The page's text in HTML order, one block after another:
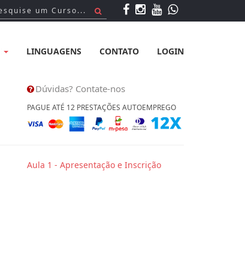
LINGUAGENS CONTATO LOGIN
Dúvidas? Contate-nos
PAGUE ATÉ 12 PRESTAÇÕES AUTOEMPREGO
Aula 1 - Apresentação e Inscrição